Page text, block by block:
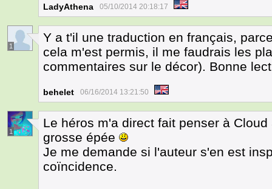
LadyAthena 05/10/2014 20:18:17
1
Y a t'il une traduction en français,
cela m'est permis, il me faudrais les
commentaires sur le décor). Bonne
behelet 06/16/2014 13:21:50
1
Le héros m'a direct fait penser à
grosse épée
Je me demande si l'auteur s'en est
coïncidence.